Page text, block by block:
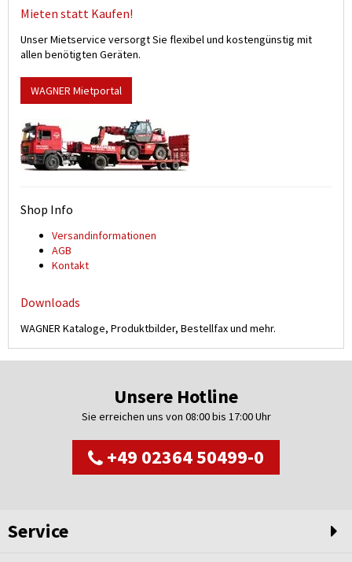
Mieten statt Kaufen!
Unser Mietservice versorgt Sie flexibel und kostengünstig mit
allen benötigten Geräten.
WAGNER Mietportal
Shop Info
Versand­informationen
AGB
Kontakt
Downloads
WAGNER Kataloge, Produktbilder, Bestellfax und mehr.
Unsere Hotline
Sie erreichen uns von 08:00 bis 17:00 Uhr
+49 02364 50499-0
Service